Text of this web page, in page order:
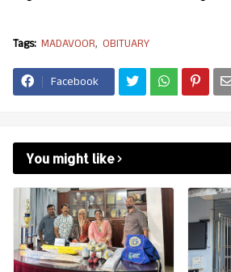
Tags: MADAVOOR OBITUARY
Facebook
You might like